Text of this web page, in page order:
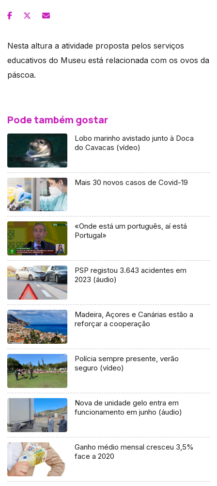
Nesta altura a atividade proposta pelos serviços
educativos do Museu está relacionada com os ovos da
páscoa.
Pode também gostar
Lobo marinho avistado junto à Doca
do Cavacas (vídeo)
Mais 30 novos casos de Covid-19
«Onde está um português, aí está
Portugal»
PSP registou 3.643 acidentes em
2023 (áudio)
Madeira, Açores e Canárias estão a
reforçar a cooperação
Polícia sempre presente, verão
seguro (vídeo)
Nova de unidade gelo entra em
funcionamento em junho (áudio)
Ganho médio mensal cresceu 3,5%
face a 2020